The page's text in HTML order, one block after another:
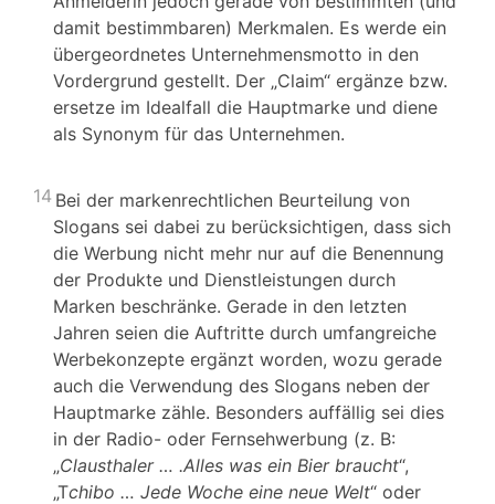
damit bestimmbaren) Merkmalen. Es werde ein
übergeordnetes Unternehmensmotto in den
Vordergrund gestellt. Der „Claim“ ergänze bzw.
ersetze im Idealfall die Hauptmarke und diene
als Synonym für das Unternehmen.
14 Bei der markenrechtlichen Beurteilung von
Slogans sei dabei zu berücksichtigen, dass sich
die Werbung nicht mehr nur auf die Benennung
der Produkte und Dienstleistungen durch
Marken beschränke. Gerade in den letzten
Jahren seien die Auftritte durch umfangreiche
Werbekonzepte ergänzt worden, wozu gerade
auch die Verwendung des Slogans neben der
Hauptmarke zähle. Besonders auffällig sei dies
in der Radio- oder Fernsehwerbung (z. B:
„Clausthaler … .Alles was ein Bier braucht“,
„Tchibo … Jede Woche eine neue Welt“ oder